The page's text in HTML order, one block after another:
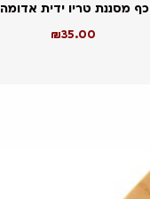
כף מסננת טריו ידית אדומה
35.00
₪